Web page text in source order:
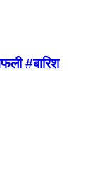
#बारिश